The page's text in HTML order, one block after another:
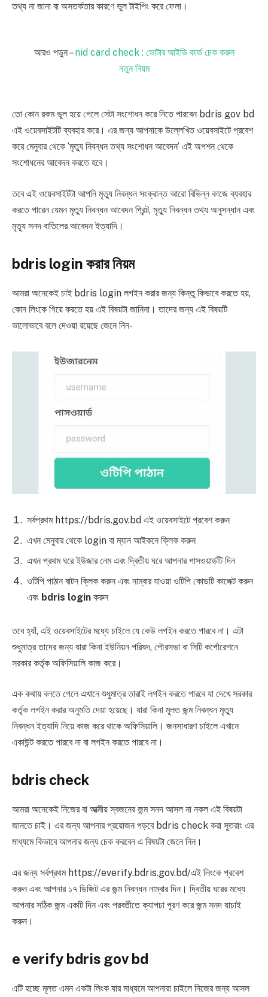
তথ্য না জানা বা অসতর্কতার কারণে ভুল টাইপিং করে ফেলা।
আরও পড়ুন –nid card check : ভোটার আইডি কার্ড চেক করুন
নতুন নিয়ম
তো কোন রকম ভুল হয়ে গেলে সেটা সংশোধন করে নিতে পারবেন bdris gov bd
এই ওয়েবসাইটটি ব্যবহার করে। এর জন্য আপনাকে উল্লেখিত ওয়েবসাইটে প্রবেশ
করে মেনুবার থেকে ‘মৃত্যু নিবন্ধন তথ্য সংশোধন আবেদন’ এই অপশন থেকে
সংশোধনের আবেদন করতে হবে।
তবে এই ওয়েবসাইটটা আপনি মৃত্যু নিবন্ধন সংক্রান্ত আরো বিভিন্ন কাজে ব্যবহার
করতে পারেন যেমন মৃত্যু নিবন্ধন আবেদন প্রিন্ট, মৃত্যু নিবন্ধন তথ্য অনুসন্ধান এবং
মৃত্যূ সনদ বাতিলের আবেদন ইত্যাদি।
bdris login করার নিয়ম
আমরা অনেকেই চাই ‌bdris login লগইন করার জন্য কিন্তু কিভাবে করতে হয়,
কোন লিংকে গিয়ে করতে হয় এই বিষয়টা জানিনা। তাদের জন্য এই বিষয়টি
ভালোভাবে বলে দেওয়া রয়েছে জেনে নিন-
সর্বপ্রথম https://bdris.gov.bd এই ওয়েবসাইটে প্রবেশ করুন
এখন মেনুবার থেকে login বা ম্যান আইকনে ক্লিক করুন
এখন প্রথম ঘরে ইউজার নেম এবং দ্বিতীয় ঘরে আপনার পাসওয়ার্ডটি দিন
ওটিপি পাঠান বাটন ক্লিক করুন এবং নাম্বার যাওয়া ওটিপি কোডটি কালেক্ট করুন
এবং bdris login করুন
তবে হ্যাঁ, এই ওয়েবসাইটের মধ্যে চাইলে যে কেউ লগইন করতে পারবে না। এটা
শুধুমাত্র তাদের জন্য যারা কিনা ইউনিয়ন পরিষদ, পৌরসভা বা সিটি কর্পোরেশনে
সরকার কর্তৃক অফিসিয়ালি কাজ করে।
এক কথায় বলতে গেলে এখানে শুধুমাত্র তারাই লগইন করতে পারবে যা দেখে সরকার
কর্তৃক লগইন করার অনুমতি দেয়া হয়েছে। যারা কিনা মূলত জন্ম নিবন্ধন মৃত্যু
নিবন্ধন ইত্যাদি নিয়ে কাজ করে থাকে অফিসিয়ালি। জনসাধারণ চাইলে এখানে
একাউন্ট করতে পারবে না বা লগইন করতে পারবে না।
bdris check
আমরা অনেকেই নিজের বা আত্মীয় স্বজনের জন্ম সনদ আসল না নকল এই বিষয়টা
জানতে চাই। এর জন্য আপনার প্রয়োজন পড়বে bdris check করা সুতরাং এর
মাধ্যমে কিভাবে আপনার জন্য চেক করবেন এ বিষয়টা জেনে নিন।
এর জন্য সর্বপ্রথম https://everify.bdris.gov.bd/এই লিংকে প্রবেশ
করুন এবং আপনার ১৭ ডিজিট এর জন্ম নিবন্ধন নাম্বার দিন। দ্বিতীয় ঘরের মধ্যে
আপনার সঠিক জন্ম একটি দিন এবং পরবর্তীতে ক্যাপচা পূরণ করে জন্ম সনদ যাচাই
করুন।
e verify bdris gov bd
এটি হচ্ছে মূলত এমন একটা লিংক যার মাধ্যমে আপনারা চাইলে নিজের জন্য আসল